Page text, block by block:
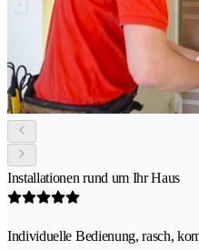
Installationen rund um Ihr Haus
Individuelle Bedienung, rasch,